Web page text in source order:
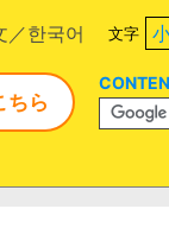
한국어 文字
ちら